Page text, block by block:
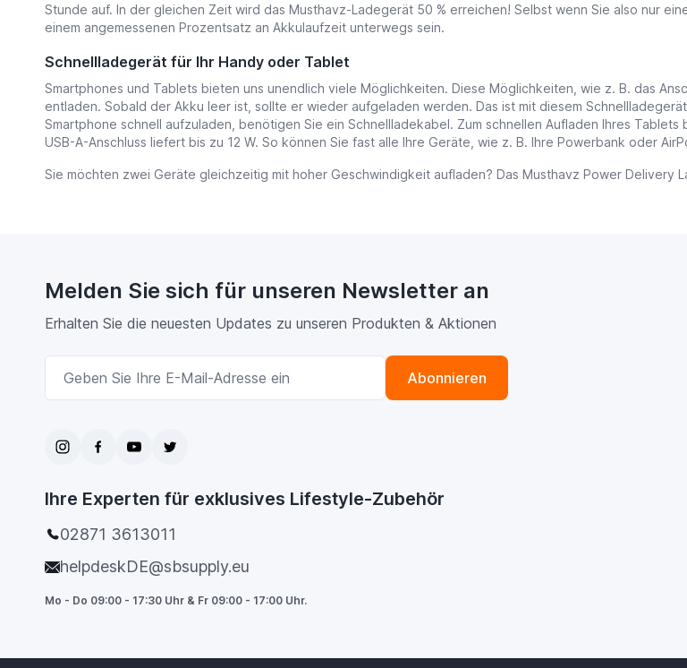
Stunde auf. In der gleichen Zeit wird das Musthavz-Ladegerät 50 % erreichen! Selbst wenn Sie also nur
einem angemessenen Prozentsatz an Akkulaufzeit unterwegs sein.
Schnellladegerät für Ihr Handy oder Tablet
Smartphones und Tablets bieten uns unendlich viele Möglichkeiten. Diese Möglichkeiten, wie z. B. das
entladen. Sobald der Akku leer ist, sollte er wieder aufgeladen werden. Das ist mit diesem
Smartphone schnell aufzuladen, benötigen Sie ein Schnellladekabel. Zum schnellen Aufladen Ihres
USB-A-Anschluss liefert bis zu 12 W. So können Sie fast alle Ihre Geräte, wie z. B. Ihre Powerbank oder
Sie möchten zwei Geräte gleichzeitig mit hoher Geschwindigkeit aufladen? Das Musthavz Power Delivery
Melden Sie sich für unseren Newsletter an
Erhalten Sie die neuesten Updates zu unseren Produkten & Aktionen
Abonnieren
Ihre Experten für exklusives Lifestyle-Zubehör
02871 3613011
helpdeskDE@sbsupply.eu
Mo - Do 09:00 - 17:30 Uhr & Fr 09:00 - 17:00 Uhr.